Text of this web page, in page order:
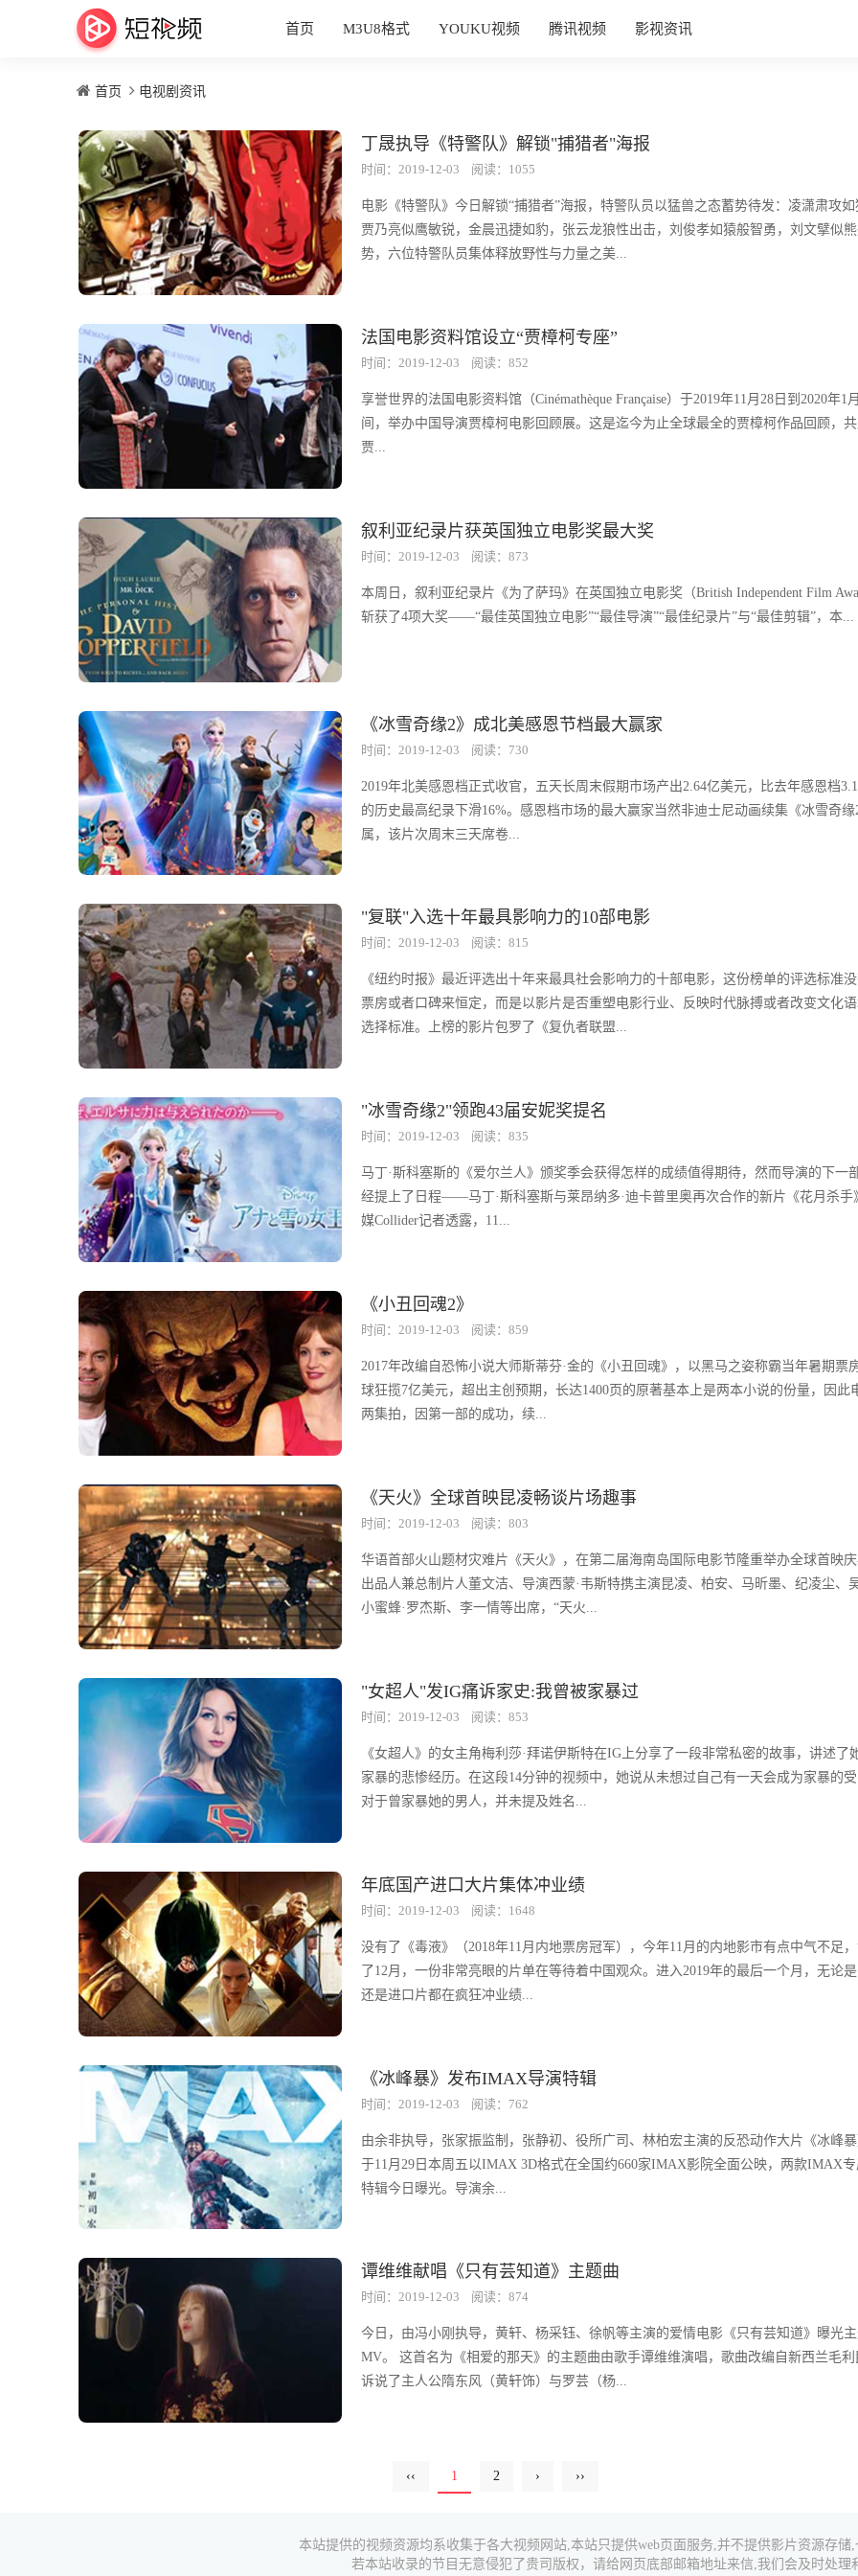
首页 M3U8格式 YOUKU视频 腾讯视频 影视资讯
首页 电视剧资讯
丁晟执导《特警队》解锁"捕猎者"海报
时间：2019-12-03 阅读：1055
电影《特警队》今日解锁“捕猎者”海报，特警队员以猛兽之态蓄势待发：凌潇肃攻如
贾乃亮似鹰敏锐，金晨迅捷如豹，张云龙狼性出击，刘俊孝如猿般智勇，刘文擘似
势，六位特警队员集体释放野性与力量之美...
法国电影资料馆设立“贾樟柯专座”
时间：2019-12-03 阅读：852
享誉世界的法国电影资料馆（Cinémathèque Française）于2019年11月28日到2020年1
间，举办中国导演贾樟柯电影回顾展。这是迄今为止全球最全的贾樟柯作品回顾，
贾...
叙利亚纪录片获英国独立电影奖最大奖
时间：2019-12-03 阅读：873
本周日，叙利亚纪录片《为了萨玛》在英国独立电影奖（British Independent Film
斩获了4项大奖——“最佳英国独立电影”“最佳导演”“最佳纪录片”与“最佳剪辑”，本...
《冰雪奇缘2》成北美感恩节档最大赢家
时间：2019-12-03 阅读：730
2019年北美感恩档正式收官，五天长周末假期市场产出2.64亿美元，比去年感恩档
的历史最高纪录下滑16%。感恩档市场的最大赢家当然非迪士尼动画续集《冰雪奇缘
属，该片次周末三天席卷...
"复联"入选十年最具影响力的10部电影
时间：2019-12-03 阅读：815
《纽约时报》最近评选出十年来最具社会影响力的十部电影，这份榜单的评选标准
票房或者口碑来恒定，而是以影片是否重塑电影行业、反映时代脉搏或者改变文化
选择标准。上榜的影片包罗了《复仇者联盟...
"冰雪奇缘2"领跑43届安妮奖提名
时间：2019-12-03 阅读：835
马丁·斯科塞斯的《爱尔兰人》颁奖季会获得怎样的成绩值得期待，然而导演的下一
经提上了日程——马丁·斯科塞斯与莱昂纳多·迪卡普里奥再次合作的新片《花月杀手
媒Collider记者透露，11...
《小丑回魂2》
时间：2019-12-03 阅读：859
2017年改编自恐怖小说大师斯蒂芬·金的《小丑回魂》，以黑马之姿称霸当年暑期票
球狂揽7亿美元，超出主创预期，长达1400页的原著基本上是两本小说的份量，因此
两集拍，因第一部的成功，续...
《天火》全球首映昆凌畅谈片场趣事
时间：2019-12-03 阅读：803
华语首部火山题材灾难片《天火》，在第二届海南岛国际电影节隆重举办全球首映
出品人兼总制片人董文洁、导演西蒙·韦斯特携主演昆凌、柏安、马昕墨、纪凌尘、
小蜜蜂·罗杰斯、李一情等出席，“天火...
"女超人"发IG痛诉家史:我曾被家暴过
时间：2019-12-03 阅读：853
《女超人》的女主角梅利莎·拜诺伊斯特在IG上分享了一段非常私密的故事，讲述了
家暴的悲惨经历。在这段14分钟的视频中，她说从未想过自己有一天会成为家暴的受
对于曾家暴她的男人，并未提及姓名...
年底国产进口大片集体冲业绩
时间：2019-12-03 阅读：1648
没有了《毒液》（2018年11月内地票房冠军），今年11月的内地影市有点中气不足，
了12月，一份非常亮眼的片单在等待着中国观众。进入2019年的最后一个月，无论
还是进口片都在疯狂冲业绩...
《冰峰暴》发布IMAX导演特辑
时间：2019-12-03 阅读：762
由余非执导，张家振监制，张静初、役所广司、林柏宏主演的反恐动作大片《冰峰
于11月29日本周五以IMAX 3D格式在全国约660家IMAX影院全面公映，两款IMAX
特辑今日曝光。导演余...
谭维维献唱《只有芸知道》主题曲
时间：2019-12-03 阅读：874
今日，由冯小刚执导，黄轩、杨采钰、徐帆等主演的爱情电影《只有芸知道》曝光
MV。 这首名为《相爱的那天》的主题曲由歌手谭维维演唱，歌曲改编自新西兰毛利
诉说了主人公隋东风（黄轩饰）与罗芸（杨...
‹‹ 1 2 › ››
本站提供的视频资源均系收集于各大视频网站,本站只提供web页面服务,并不提供影片资源存储,
若本站收录的节目无意侵犯了贵司版权，请给网页底部邮箱地址来信,我们会及时处理